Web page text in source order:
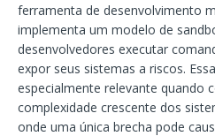
ferramenta de desenvolvimento
implementa um modelo de
desenvolvedores executar
expor seus sistemas a riscos.
especialmente relevante quando
complexidade crescente dos
onde uma única brecha pode